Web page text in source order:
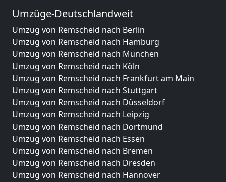
Umzüge-Deutschlandweit
Umzug von Remscheid nach Berlin
Umzug von Remscheid nach Hamburg
Umzug von Remscheid nach München
Umzug von Remscheid nach Köln
Umzug von Remscheid nach Frankfurt am Main
Umzug von Remscheid nach Stuttgart
Umzug von Remscheid nach Düsseldorf
Umzug von Remscheid nach Leipzig
Umzug von Remscheid nach Dortmund
Umzug von Remscheid nach Essen
Umzug von Remscheid nach Bremen
Umzug von Remscheid nach Dresden
Umzug von Remscheid nach Hannover